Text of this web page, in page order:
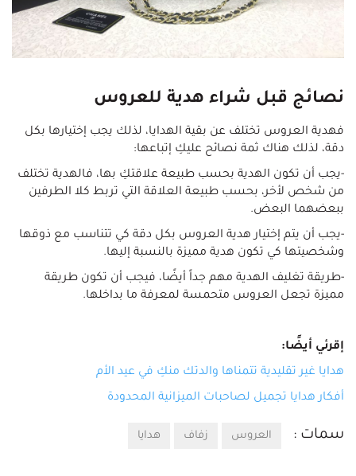
نصائج قبل شراء هدية للعروس
فهدية العروس تختلف عن بقية الهدايا، لذلك يجب إختيارها بكل
دقة، لذلك هناك ثمة نصائح عليكِ إتباعها:
-يجب أن تكون الهدية بحسب طبيعة علاقتكِ بها، فالهدية تختلف
من شخص لأخر، بحسب طبيعة العلاقة التي تربط كلا الطرفين
ببعضهما البعض.
-يجب أن يتم إختيار هدية العروس بكل دقة كي تتناسب مع ذوقها
وشخصيتها كي تكون هدية مميزة بالنسبة إليها.
-طريقة تغليف الهدية مهم جداً أيضًا، فيجب أن تكون طريقة
مميزة تجعل العروس متحمسة لمعرفة ما بداخلها.
إقرئي أيضًا:
هدايا غير تقليدية تتمناها والدتك منكِ في عيد الأم
أفكار هدايا تجميل لصاحبات الميزانية المحدودة
سمات : العروس زفاف هدايا